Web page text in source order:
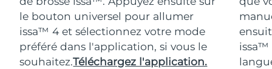
le bouton universel pour allumer
issa™ 4 et sélectionnez votre mode
préféré dans l'application, si vous le
souhaitez.Téléchargez l'application.
issa™